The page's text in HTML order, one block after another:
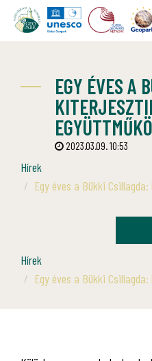
EGY ÉVES A
2023.03.09. 10:53
Hírek
Egy éves a Bükki
Hírek
Egy éves a Bükki